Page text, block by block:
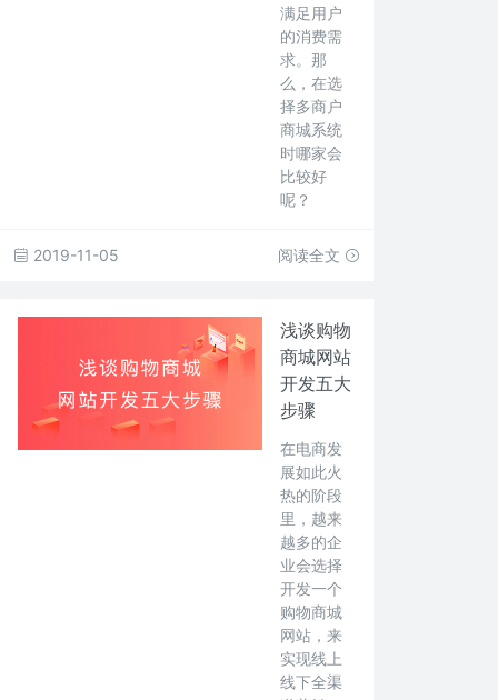
满足用户
的消费需
求。那
么，在选
择多商户
商城系统
时哪家会
比较好
呢？
2019-11-05 阅读全文
浅谈购物
商城网站
开发五大
步骤
在电商发
展如此火
热的阶段
里，越来
越多的企
业会选择
开发一个
购物商城
网站，来
实现线上
线下全渠